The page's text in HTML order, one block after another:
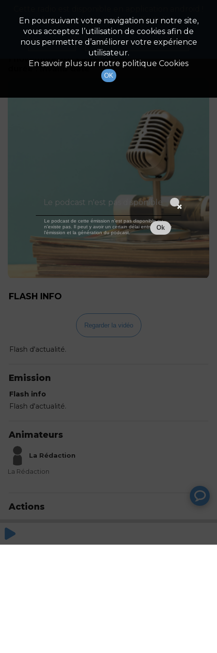
Détails De L'épisode
1 novembre 2023
à 16h59
durée : Invalid date
FLASH INFO
Regarder la vidéo
Flash d'actualité.
Emission
Flash info
Flash d'actualité.
Animateurs
La Rédaction
La Rédaction
Actions
En poursuivant votre navigation sur notre site,
vous acceptez l’utilisation de cookies afin de
nous permettre d’améliorer votre expérience
utilisateur.
En savoir plus sur notre politique Cookies
OK
Appuyez ci-dessous pour l'installer.
Non merci Télécharger l'application
Le podcast n'est pas disponible
Le podcast de cette émission n'est pas disponible ou
n'existe pas. Il peut y avoir un certain délai entre la fin de
l'émission et la génération du podcast.
Ok